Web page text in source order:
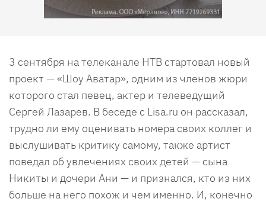
3 сентября на телеканале НТВ стартовал новый
проект — «Шоу Аватар», одним из членов жюри
которого стал певец, актер и телеведущий
Сергей Лазарев. В беседе с Lisa.ru он рассказал,
трудно ли ему оценивать номера своих коллег и
выслушивать критику самому, также артист
поведал об увлечениях своих детей — сына
Никиты и дочери Ани — и признался, кто из них
больше на него похож и чем именно. И, конечно